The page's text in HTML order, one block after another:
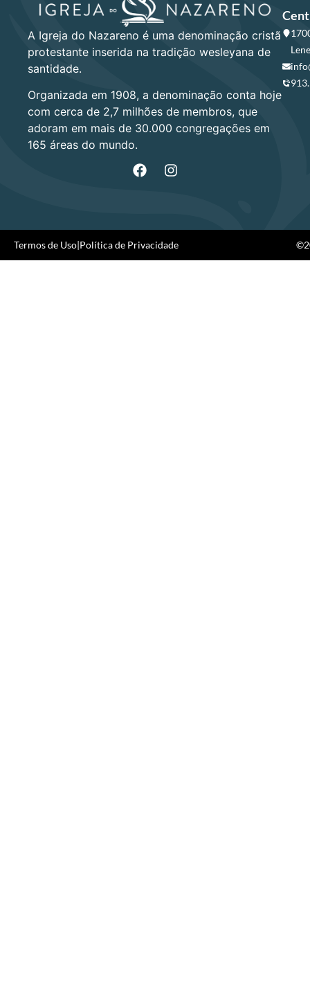
A Igreja do Nazareno é uma denominação cristã
protestante inserida na tradição wesleyana de
santidade.
Organizada em 1908, a denominação conta hoje
com cerca de 2,7 milhões de membros, que
adoram em mais de 30.000 congregações em
165 áreas do mundo.
Termos de Uso|Política de Privacidade